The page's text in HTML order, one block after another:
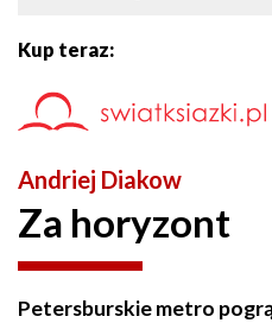
Kup teraz:
Andriej Diakow
Za horyzont
Petersburskie metro